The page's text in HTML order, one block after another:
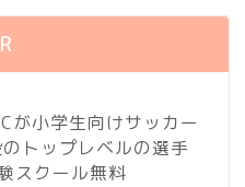
が小学生向けサッカー
トップレベルの選手
スクール無料